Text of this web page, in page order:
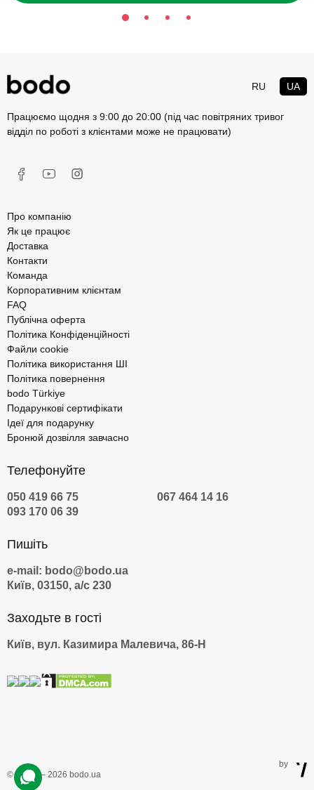
RU UA
Працюємо щодня з 9:00 до 20:00 (під час повітряних тривог
відділ по роботі з клієнтами може не працювати)
Про компанію
Як це працює
Доставка
Контакти
Команда
Корпоративним клієнтам
FAQ
Публічна оферта
Політика Конфіденційності
Файли cookie
Політика використання ШІ
Політика повернення
bodo Türkiye
Подарункові сертифікати
Ідеї для подарунку
Бронюй дозвілля завчасно
Телефонуйте
050 419 66 75
067 464 14 16
093 170 06 39
Пишіть
e-mail: bodo@bodo.ua
Київ, 03150, а/с 230
Заходьте в гості
Київ, вул. Казимира Малевича, 86-Н
© 2009 — 2026 bodo.ua
by